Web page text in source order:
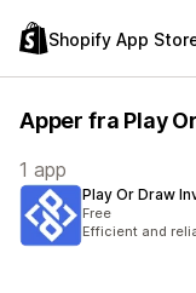
Shopify App
Apper fra Play
1 app
Play Or Draw
Free
Efficient and